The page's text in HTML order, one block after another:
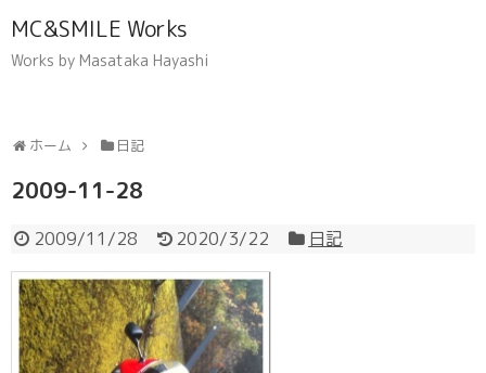
MC&SMILE Works
Works by Masataka Hayashi
ホーム 日記
2009-11-28
2009/11/28 2020/3/22 日記